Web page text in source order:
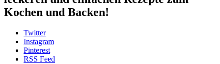
Kochen und Backen!
Twitter
Instagram
Pinterest
RSS Feed